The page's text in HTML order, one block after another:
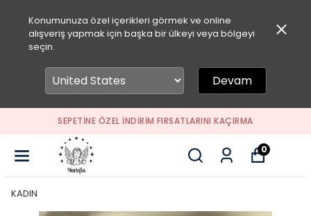
Konumunuza özel içerikleri görmek ve online
alışveriş yapmak için başka bir ülkeyi veya bölgeyi
seçin.
Devam
SEPETİNE ÖZEL İNDİRİM FIRSATLARINI KAÇIRMA
0
KADIN